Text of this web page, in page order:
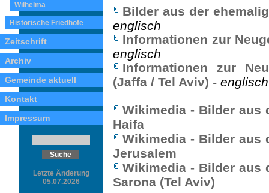
Wilhelma
Historische Friedhöfe
Zeitschrift
Archiv
Gemeinde aktuell
Kontakt
Impressum
Letzte Änderung
05.07.2026
Bilder aus der
englisch
Informationen zur
englisch
Informationen zur
(Jaffa / Tel Aviv) - englisch
Wikimedia - Bilder aus
Haifa
Wikimedia - Bilder aus
Jerusalem
Wikimedia - Bilder aus
Sarona (Tel Aviv)